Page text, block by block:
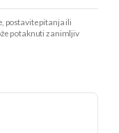
postavite pitanja ili
potaknuti zanimljiv